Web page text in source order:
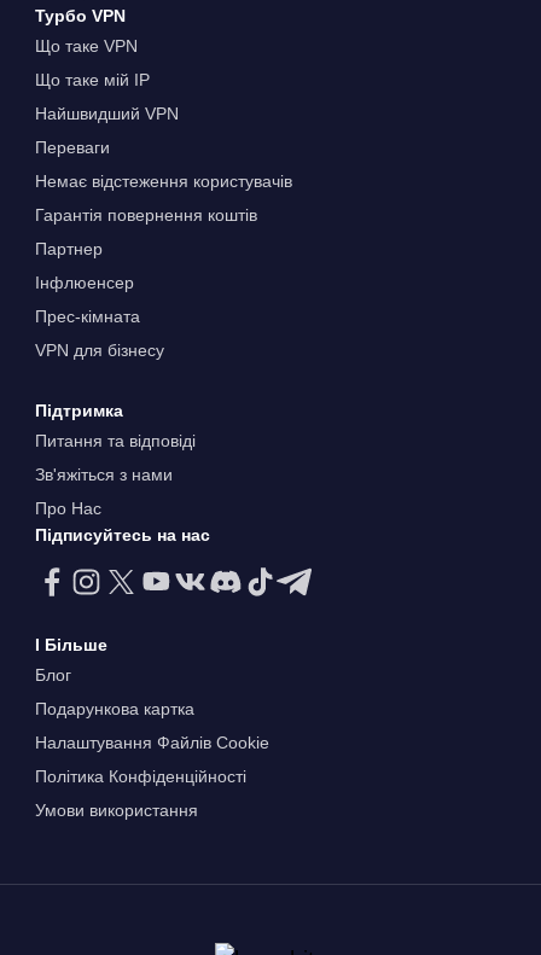
Турбо VPN
Що таке VPN
Що таке мій IP
Найшвидший VPN
Переваги
Немає відстеження користувачів
Гарантія повернення коштів
Партнер
Інфлюенсер
Прес-кімната
VPN для бізнесу
Підтримка
Питання та відповіді
Зв'яжіться з нами
Про Нас
Підписуйтесь на нас
І Більше
Блог
Подарункова картка
Налаштування Файлів Сookie
Політика Конфіденційності
Умови використання